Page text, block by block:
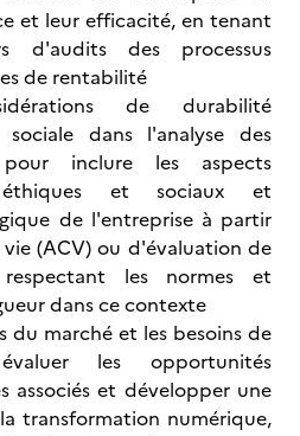
et leur efficacité, en tenant
d'audits des processus
de rentabilité
de durabilité
dans l'analyse des
pour inclure les aspects
éthiques et sociaux et
de l'entreprise à partir
(ACV) ou d'évaluation de
les normes et
dans ce contexte
du marché et les besoins de
les opportunités
associés et développer une
transformation numérique,